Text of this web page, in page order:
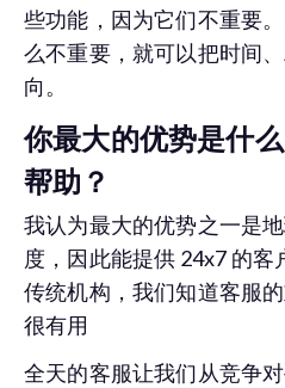
些功能，因为它们不重要
么不重要，就可以把时间
向。
你最大的优势是什
帮助？
我认为最大的优势之一是
度，因此能提供 24x7 的
传统机构，我们知道客服
很有用
全天的客服让我们从竞争